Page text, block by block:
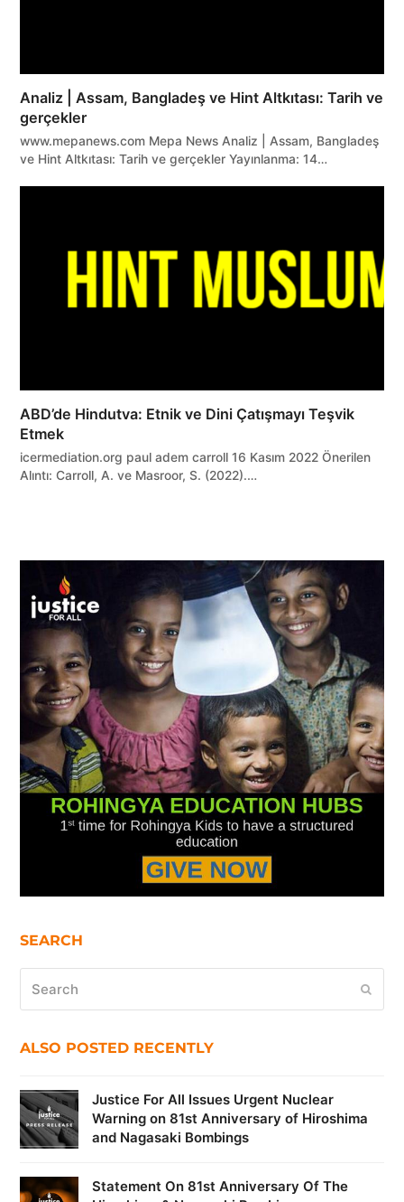
Analiz | Assam, Bangladeş ve Hint Altkıtası: Tarih ve
gerçekler
www.mepanews.com Mepa News Analiz | Assam, Bangladeş
ve Hint Altkıtası: Tarih ve gerçekler Yayınlanma: 14…
ABD’de Hindutva: Etnik ve Dini Çatışmayı Teşvik
Etmek
icermediation.org paul adem carroll 16 Kasım 2022 Önerilen
Alıntı: Carroll, A. ve Masroor, S. (2022).…
SEARCH
ALSO POSTED RECENTLY
Justice For All Issues Urgent Nuclear
Warning on 81st Anniversary of Hiroshima
and Nagasaki Bombings
Statement On 81st Anniversary Of The